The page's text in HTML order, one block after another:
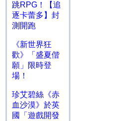
跳RPG！【追
逐卡蕾多】封
測開跑
《新世界狂
歡》「盛夏偕
願」限時登
場！
珍艾碧絲《赤
血沙漠》於英
國「遊戲開發